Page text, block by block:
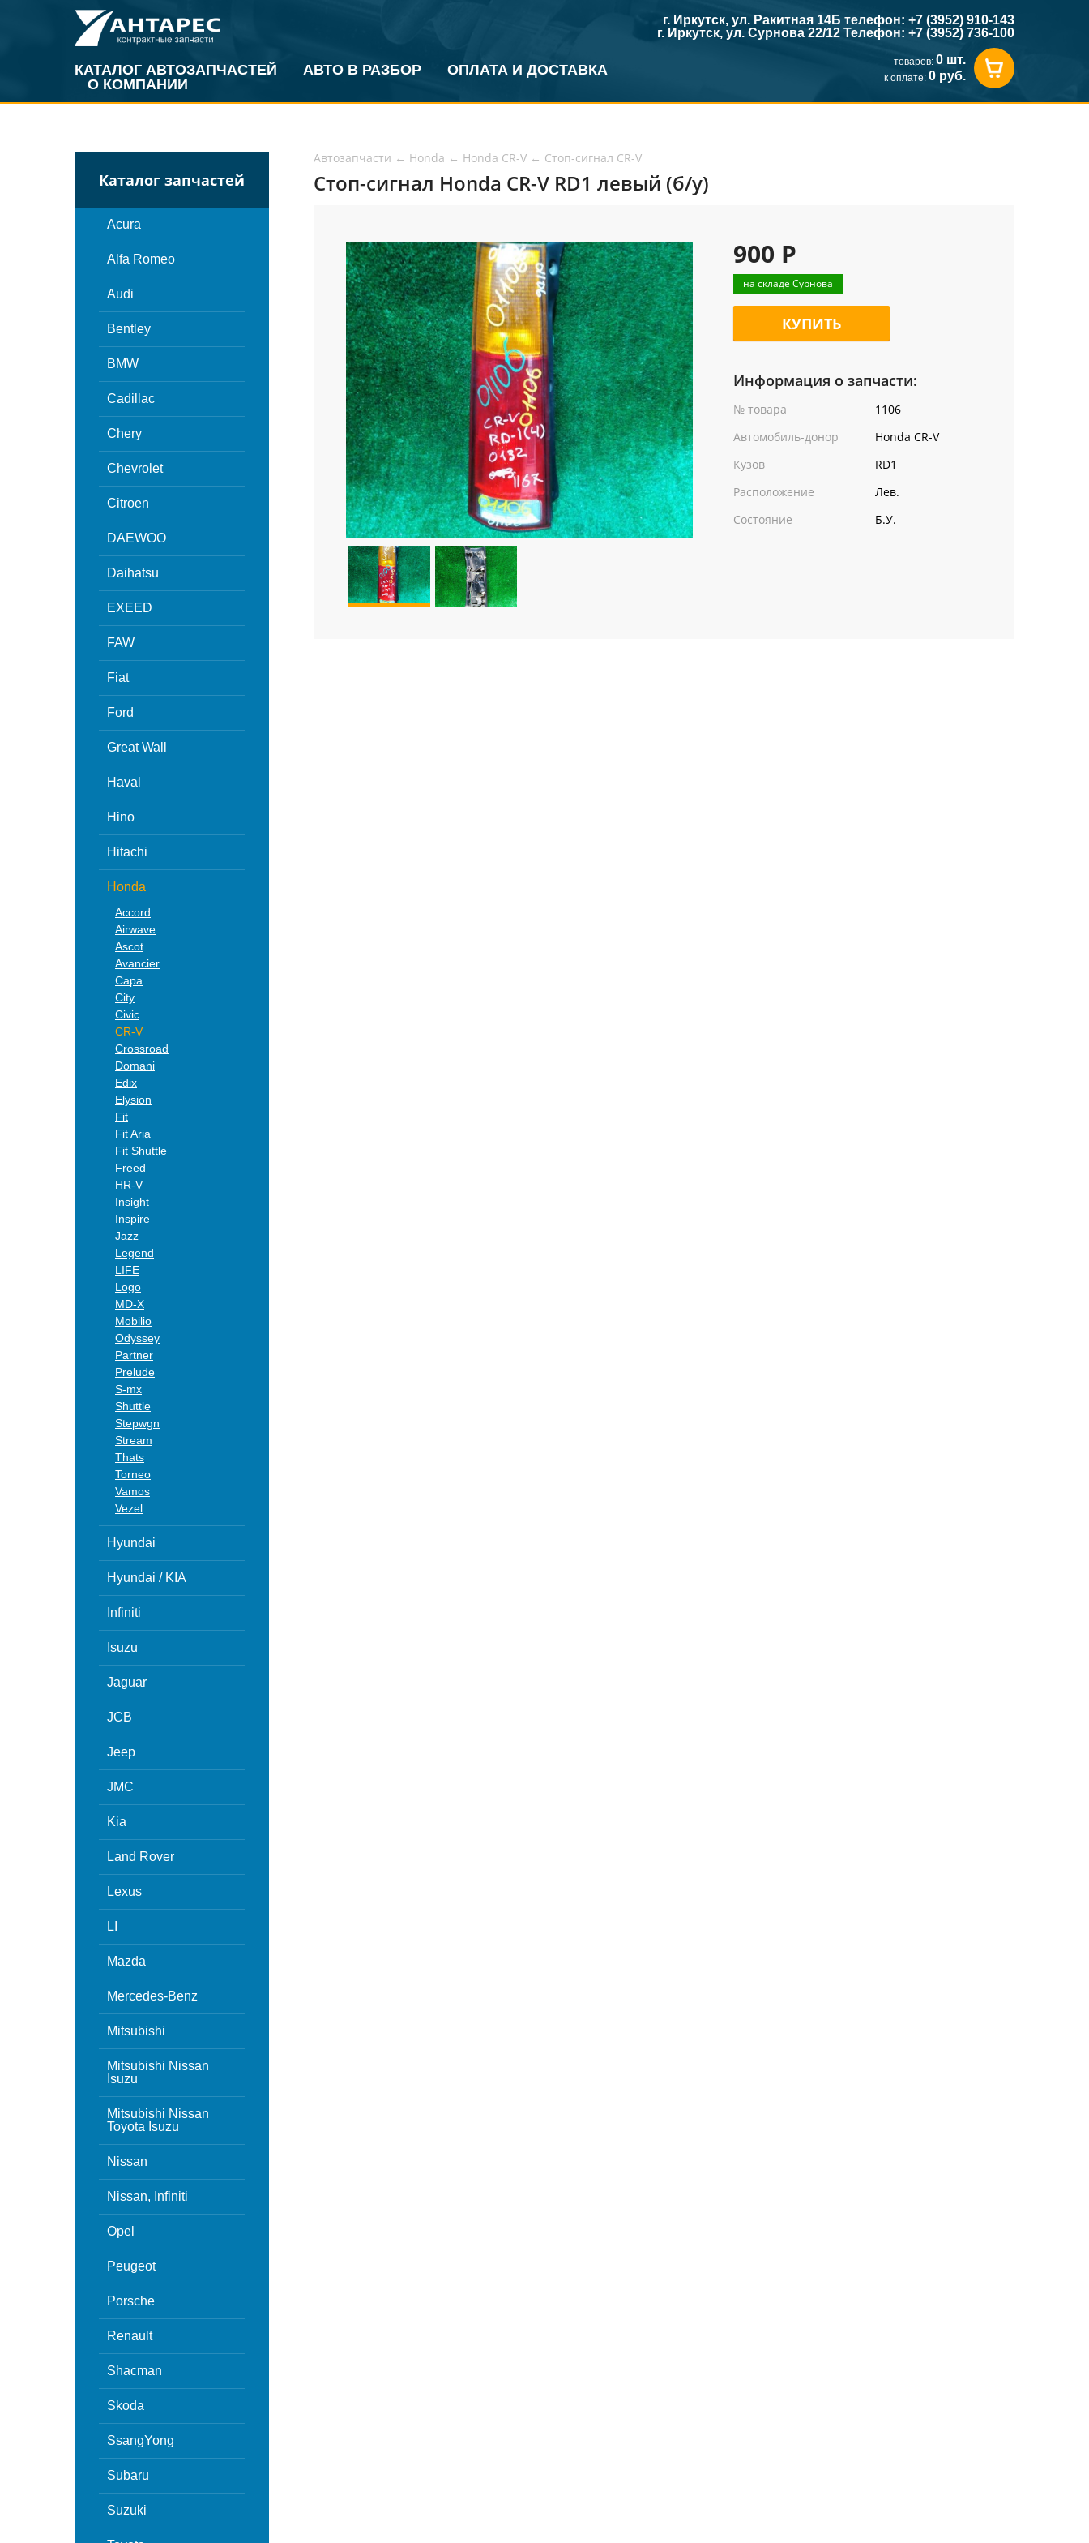
КАТАЛОГ АВТОЗАПЧАСТЕЙ АВТО В РАЗБОР
ОПЛАТА И ДОСТАВКА
О КОМПАНИИ
г. Иркутск, ул. Ракитная 14Б телефон: +7 (3952) 910-143
г. Иркутск, ул. Сурнова 22/12 Телефон: +7 (3952) 736-100
товаров: 0 шт.
к оплате: 0 руб.
Каталог запчастей
Acura
Alfa Romeo
Audi
Bentley
BMW
Cadillac
Chery
Chevrolet
Citroen
DAEWOO
Daihatsu
EXEED
FAW
Fiat
Ford
Great Wall
Haval
Hino
Hitachi
Honda
Accord
Airwave
Ascot
Avancier
Capa
City
Civic
CR-V
Crossroad
Domani
Edix
Elysion
Fit
Fit Aria
Fit Shuttle
Freed
HR-V
Insight
Inspire
Jazz
Legend
LIFE
Logo
MD-X
Mobilio
Odyssey
Partner
Prelude
S-mx
Shuttle
Stepwgn
Stream
Thats
Torneo
Vamos
Vezel
Hyundai
Hyundai / KIA
Infiniti
Isuzu
Jaguar
JCB
Jeep
JMC
Kia
Land Rover
Lexus
LI
Mazda
Mercedes-Benz
Mitsubishi
Mitsubishi Nissan
Isuzu
Mitsubishi Nissan
Toyota Isuzu
Nissan
Nissan, Infiniti
Opel
Peugeot
Porsche
Renault
Shacman
Skoda
SsangYong
Subaru
Suzuki
Автозапчасти ← Honda ← Honda CR-V ← Стоп-сигнал CR-V
Стоп-сигнал Honda CR-V RD1 левый (б/у)
900 Р
на складе Сурнова
КУПИТЬ
Информация о запчасти:
№ товара
1106
Автомобиль-донор
Honda CR-V
Кузов
RD1
Расположение
Лев.
Состояние
Б.У.